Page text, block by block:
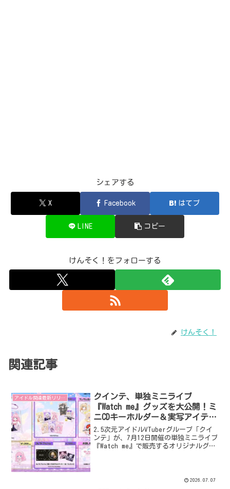
シェアする
X Facebook はてブ
LINE コピー
けんそく！をフォローする
けんそく！
関連記事
アイドル関連最新リリース
クインテ、単独ミニライブ
『Watch me』グッズを大公開！ミ
ニCDキーホルダー＆実写アイテム
初登場！
2.5次元アイドルVTuberグループ「クイ
ンテ」が、7月12日開催の単独ミニライブ
『Watch me』で販売するオリジナルグッ
ファンにはたまらないアイテムが盛りだ
2026.07.07